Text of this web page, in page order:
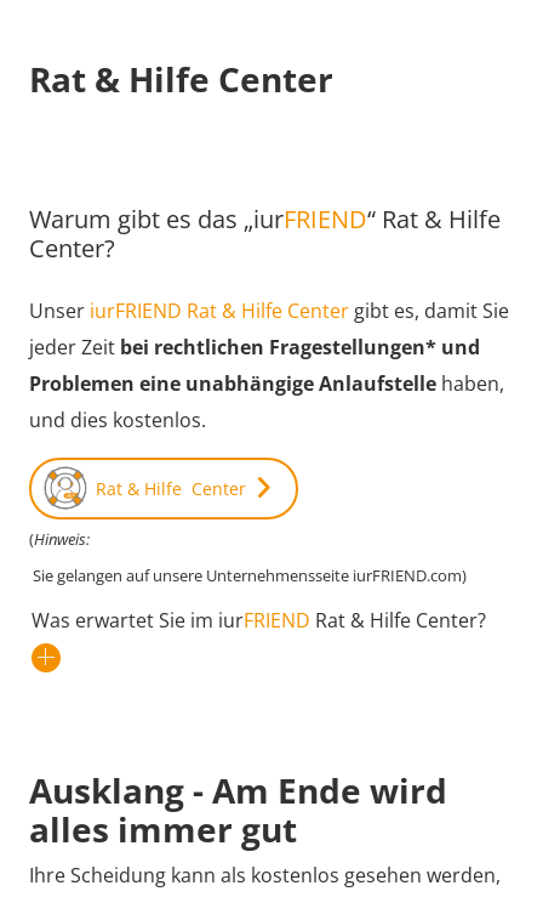
Rat & Hilfe Center
Warum gibt es das „iurFRIEND“ Rat & Hilfe
Center?
Unser iurFRIEND Rat & Hilfe Center gibt es, damit Sie
jeder Zeit bei rechtlichen Fragestellungen* und
Problemen eine unabhängige Anlaufstelle haben,
und dies kostenlos.
Rat & Hilfe Center
(Hinweis:
Sie gelangen auf unsere Unternehmensseite iurFRIEND.com)
Was erwartet Sie im iurFRIEND Rat & Hilfe Center?
Ausklang - Am Ende wird
alles immer gut
Ihre Scheidung kann als kostenlos gesehen werden,